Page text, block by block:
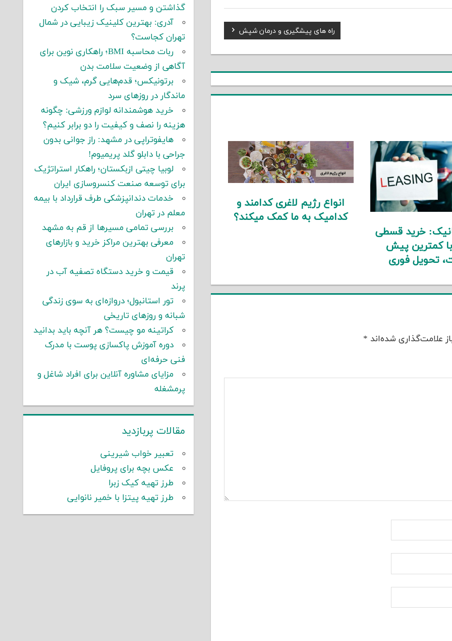
Next
Post:
راه های پیشگیری و درمان شپش
خرید قسطی
کمترین پیش
تحویل فوری
انواع رژیم لاغری کدامند و
کدامیک به ما کمک میکند؟
علامت‌گذاری شده‌اند *
گذاشتن و مسیر سبک را انتخاب کردن
آدری: بهترین کلینیک زیبایی در شمال
تهران کجاست؟
ربات محاسبه BMI؛ راهکاری نوین برای
آگاهی از وضعیت سلامت بدن
برتونیکس؛ قدم‌هایی گرم، شیک و
ماندگار در روزهای سرد
خرید هوشمندانه لوازم ورزشی: چگونه
هزینه را نصف و کیفیت را دو برابر کنیم؟
هایفوتراپی در مشهد: راز جوانی بدون
جراحی با دابلو گلد پریمیوم!
لوبیا چیتی ازبکستان؛ راهکار استراتژیک
برای توسعه صنعت کنسروسازی ایران
خدمات دندانپزشکی طرف قرارداد با بیمه
معلم در تهران
بررسی تمامی مسیرها از قم به مشهد
معرفی بهترین مراکز خرید و بازارهای
تهران
قیمت و خرید دستگاه تصفیه آب در
پرند
تور استانبول؛ دروازه‌ای به سوی زندگی
شبانه و روزهای تاریخی
کراتینه مو چیست؟ هر آنچه باید بدانید
دوره آموزش پاکسازی پوست با مدرک
فنی حرفه‌ای
مزایای مشاوره آنلاین برای افراد شاغل و
پرمشغله
مقالات پربازدید
تعبیر خواب شیرینی
عکس بچه برای پروفایل
طرز تهیه کیک زبرا
طرز تهیه پیتزا با خمیر نانوایی